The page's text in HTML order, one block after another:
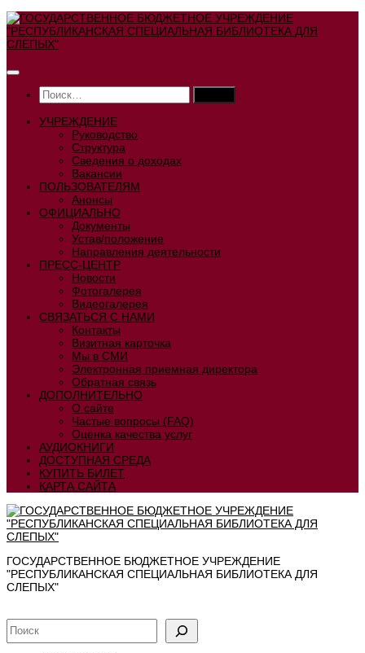
Перейти
к
содержимому
Найти:
УЧРЕЖДЕНИЕ
Руководство
Структура
Сведения о доходах
Вакансии
ПОЛЬЗОВАТЕЛЯМ
Анонсы
ОФИЦИАЛЬНО
Документы
Устав/положение
Направления деятельности
ПРЕСС-ЦЕНТР
Новости
Фотогалерея
Видеогалерея
СВЯЗАТЬСЯ С НАМИ
Контакты
Визитная карточка
Мы в СМИ
Электронная приемная директора
Обратная связь
ДОПОЛНИТЕЛЬНО
О сайте
Частые вопросы (FAQ)
Оценка качества услуг
АУДИОКНИГИ
ДОСТУПНАЯ СРЕДА
КУПИТЬ БИЛЕТ
КАРТА САЙТА
ГОСУДАРСТВЕННОЕ БЮДЖЕТНОЕ УЧРЕЖДЕНИЕ
"РЕСПУБЛИКАНСКАЯ СПЕЦИАЛЬНАЯ БИБЛИОТЕКА ДЛЯ
СЛЕПЫХ"